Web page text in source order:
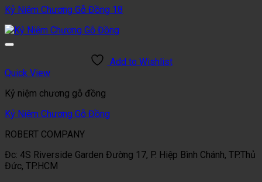
Kỷ Niệm Chương Gỗ Đồng 18
Add to Wishlist
Quick View
Kỷ niệm chương gỗ đồng
Kỷ Niệm Chương Gỗ Đồng
ROBERT COMPANY
Đc: 4S Riverside Garden Đường 17, P. Hiệp Bình Chánh, TP.Thủ
Đức, TP.HCM